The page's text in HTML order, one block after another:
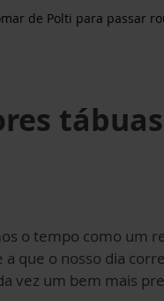
de Polti para passar
o tempo como um
a que o nosso dia
vez um bem mais